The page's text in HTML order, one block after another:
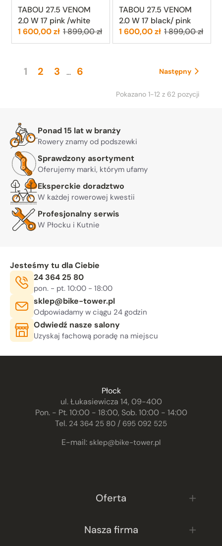
TABOU 27.5 VENOM
2.0 W 17 pink /white
Cena:
1 600,00 zł Poprzednia cena:
1 899,00 zł
TABOU 27.5 VENOM
2.0 W 17 black/ pink
Cena:
1 600,00 zł Poprzednia
1 899,00 zł
1 2 3 … 6 Następny
Pokazano 1-12 z 62 pozycji
Warto nam zaufać
Ponad 15 lat w branży
Rowery znamy od podszewki
Sprawdzony asortyment
Oferujemy marki, którym ufamy
Eksperckie doradztwo
W każdej rowerowej kwestii
Profesjonalny serwis
W Płocku i Kutnie
Jesteśmy tu dla Ciebie
Telefon:
24 364 25 80
Godziny otwarcia:
pon. - pt. 10:00 - 18:00, sob. 10:00 - 14:00
E-mail:
sklep@bike-tower.pl
Odpowiadamy w ciągu 24 godzin
Odwiedź nasze salony
Uzyskaj fachową poradę na miejscu
Płock
ul. Łukasiewicza 14, 09-400
Pon. - Pt. 10:00 - 18:00, Sob. 10:00 - 14:00
Tel. 24 364 25 80 / 695 092 525
E-mail: sklep@bike-tower.pl
Oferta
Nasza firma